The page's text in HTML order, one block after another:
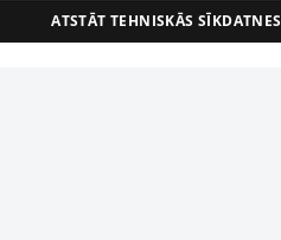
ATSTĀT TEHNISKĀS SĪKDATNES